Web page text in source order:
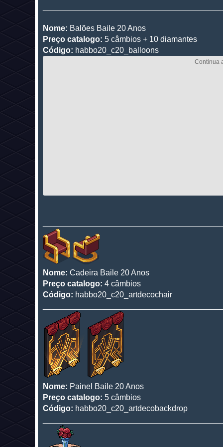
Nome: Balões Baile 20 Anos
Preço catalogo: 5 câmbios + 10 diamantes
Código: habbo20_c20_balloons
Nome: Cadeira Baile 20 Anos
Preço catalogo: 4 câmbios
Código: habbo20_c20_artdecochair
Nome: Painel Baile 20 Anos
Preço catalogo: 5 câmbios
Código: habbo20_c20_artdecobackdrop